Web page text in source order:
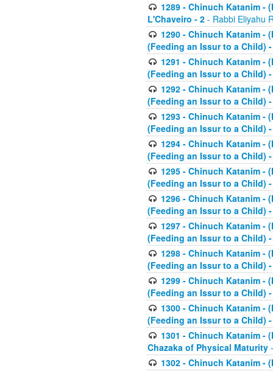
1289 - Chinuch Katanim -
L'Chaveiro - 2 - Rabbi Eliyahu
1290 - Chinuch Katanim -
(Feeding an Issur to a Child)
1291 - Chinuch Katanim -
(Feeding an Issur to a Child)
1292 - Chinuch Katanim -
(Feeding an Issur to a Child)
1293 - Chinuch Katanim -
(Feeding an Issur to a Child)
1294 - Chinuch Katanim -
(Feeding an Issur to a Child)
1295 - Chinuch Katanim -
(Feeding an Issur to a Child)
1296 - Chinuch Katanim -
(Feeding an Issur to a Child)
1297 - Chinuch Katanim -
(Feeding an Issur to a Child)
1298 - Chinuch Katanim -
(Feeding an Issur to a Child)
1299 - Chinuch Katanim -
(Feeding an Issur to a Child)
1300 - Chinuch Katanim -
(Feeding an Issur to a Child)
1301 - Chinuch Katanim -
Chazaka of Physical Maturity
1302 - Chinuch Katanim -